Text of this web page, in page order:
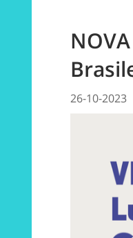
26-10-2023